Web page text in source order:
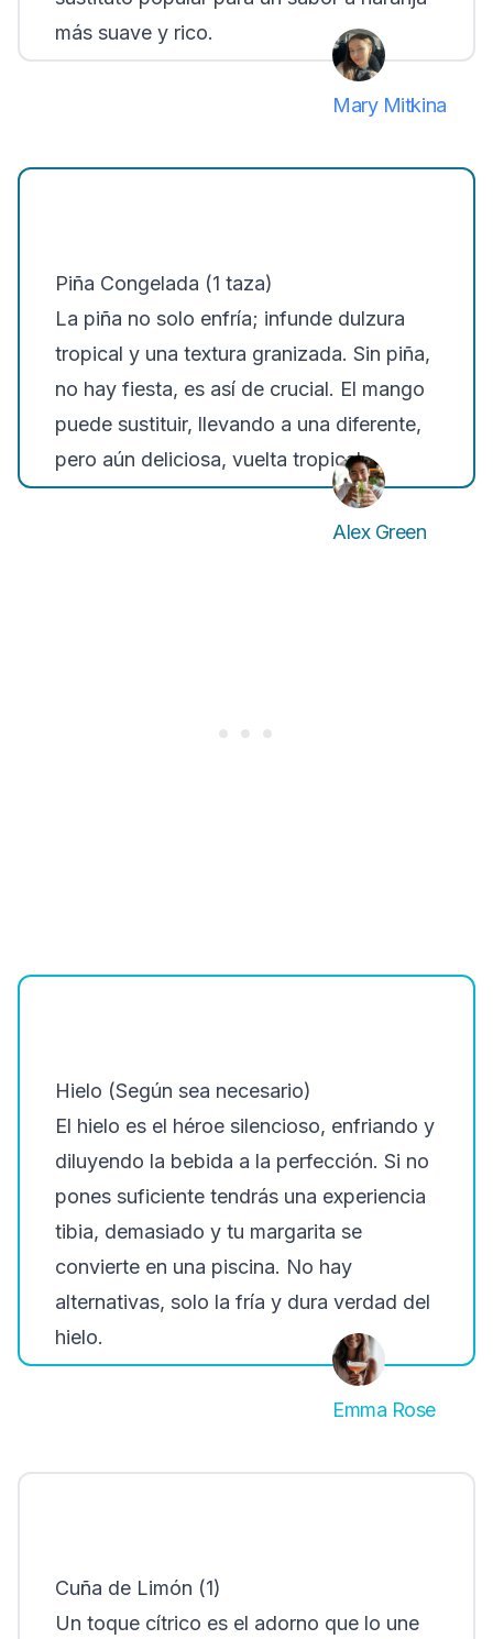
más suave y rico.
Mary Mitkina
Piña Congelada (1 taza)
La piña no solo enfría; infunde dulzura
tropical y una textura granizada. Sin piña,
no hay fiesta, es así de crucial. El mango
puede sustituir, llevando a una diferente,
pero aún deliciosa, vuelta tropical.
Alex Green
Hielo (Según sea necesario)
El hielo es el héroe silencioso, enfriando y
diluyendo la bebida a la perfección. Si no
pones suficiente tendrás una experiencia
tibia, demasiado y tu margarita se
convierte en una piscina. No hay
alternativas, solo la fría y dura verdad del
hielo.
Emma Rose
Cuña de Limón (1)
Un toque cítrico es el adorno que lo une